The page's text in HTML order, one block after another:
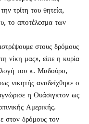
τρίτη του θητεία,
το αποτέλεσμα των
στους δρόμους
νίκη μας», είπε η κυρία
του κ. Μαδούρο,
νικητής αναδείχθηκε ο
η Ουάσιγκτον ως
Αμερικής.
στον δρόμους τον